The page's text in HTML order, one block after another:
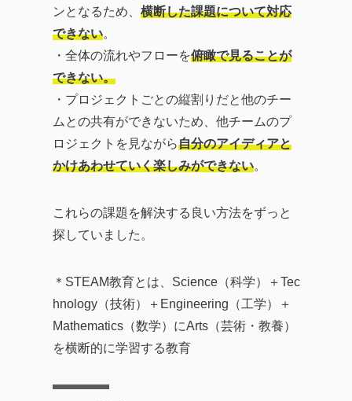
ンとなるため、 横断した課題について対応
できない。
・全体の流れやフローを俯瞰で見ることが
できない。
・プロジェクトごとの縦割りだと他のチー
ムとの共有ができないため、他チームのプ
ロジェクトを見ながら自分のアイディアと
かけあわせていく楽しみができない。
これらの課題を解決する良い方法をずっと
探していました。
＊STEAM教育とは、Science（科学）＋Tec
hnology（技術）＋Engineering（工学）＋
Mathematics（数学）にArts（芸術・教養）
を横断的に学習する教育